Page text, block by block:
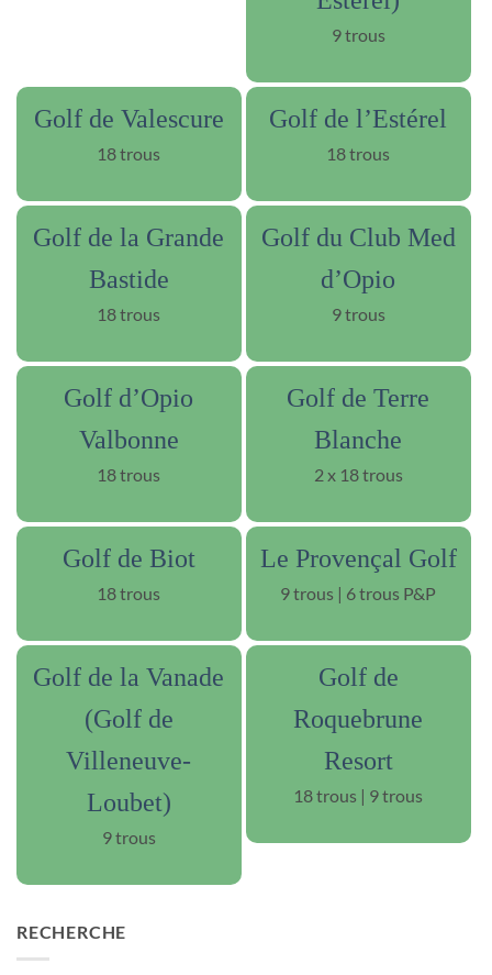
9 trous
Golf de Valescure
18 trous
Golf de l’Estérel
18 trous
Golf de la Grande
Bastide
18 trous
Golf du Club Med
d’Opio
9 trous
Golf d’Opio
Valbonne
18 trous
Golf de Terre
Blanche
2 x 18 trous
Golf de Biot
18 trous
Le Provençal Golf
9 trous | 6 trous P&P
Golf de la Vanade
(Golf de
Villeneuve-
Loubet)
9 trous
Golf de
Roquebrune
Resort
18 trous | 9 trous
RECHERCHE